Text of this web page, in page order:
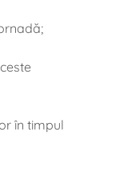
în timpul